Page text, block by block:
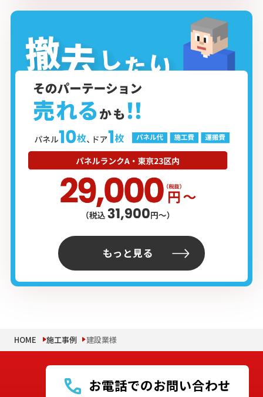
もっと見る
HOME 施工事例 建設業様
お電話でのお問い合わせ